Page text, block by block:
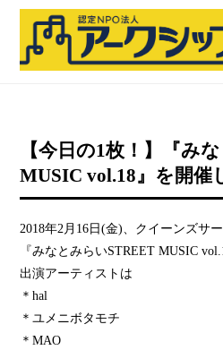
【今日の1枚！】『み
MUSIC vol.18』を開催
2018年2月16日(金)、クイーンズサ
『みなとみらいSTREET MUSIC
出演アーティストは
＊hal
＊ユメニボタモチ
＊MAO